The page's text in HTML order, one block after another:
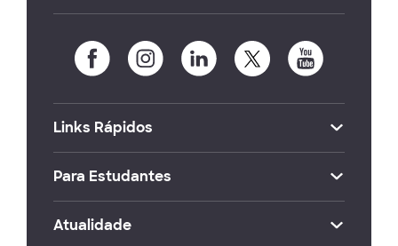
Links Rápidos
Para Estudantes
Atualidade